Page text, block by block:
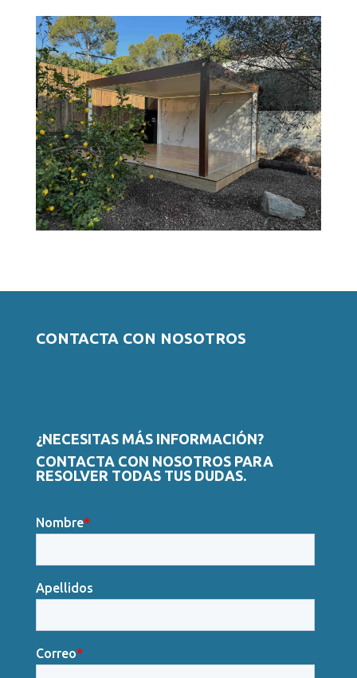
CONTACTA CON NOSOTROS
¿NECESITAS MÁS INFORMACIÓN?
CONTACTA CON NOSOTROS PARA
RESOLVER TODAS TUS DUDAS.